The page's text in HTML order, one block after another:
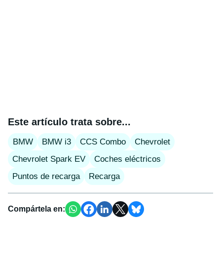
Este artículo trata sobre...
BMW BMW i3 CCS Combo
Chevrolet
Chevrolet Spark EV
Coches eléctricos
Puntos de recarga
Recarga
Compártela en: